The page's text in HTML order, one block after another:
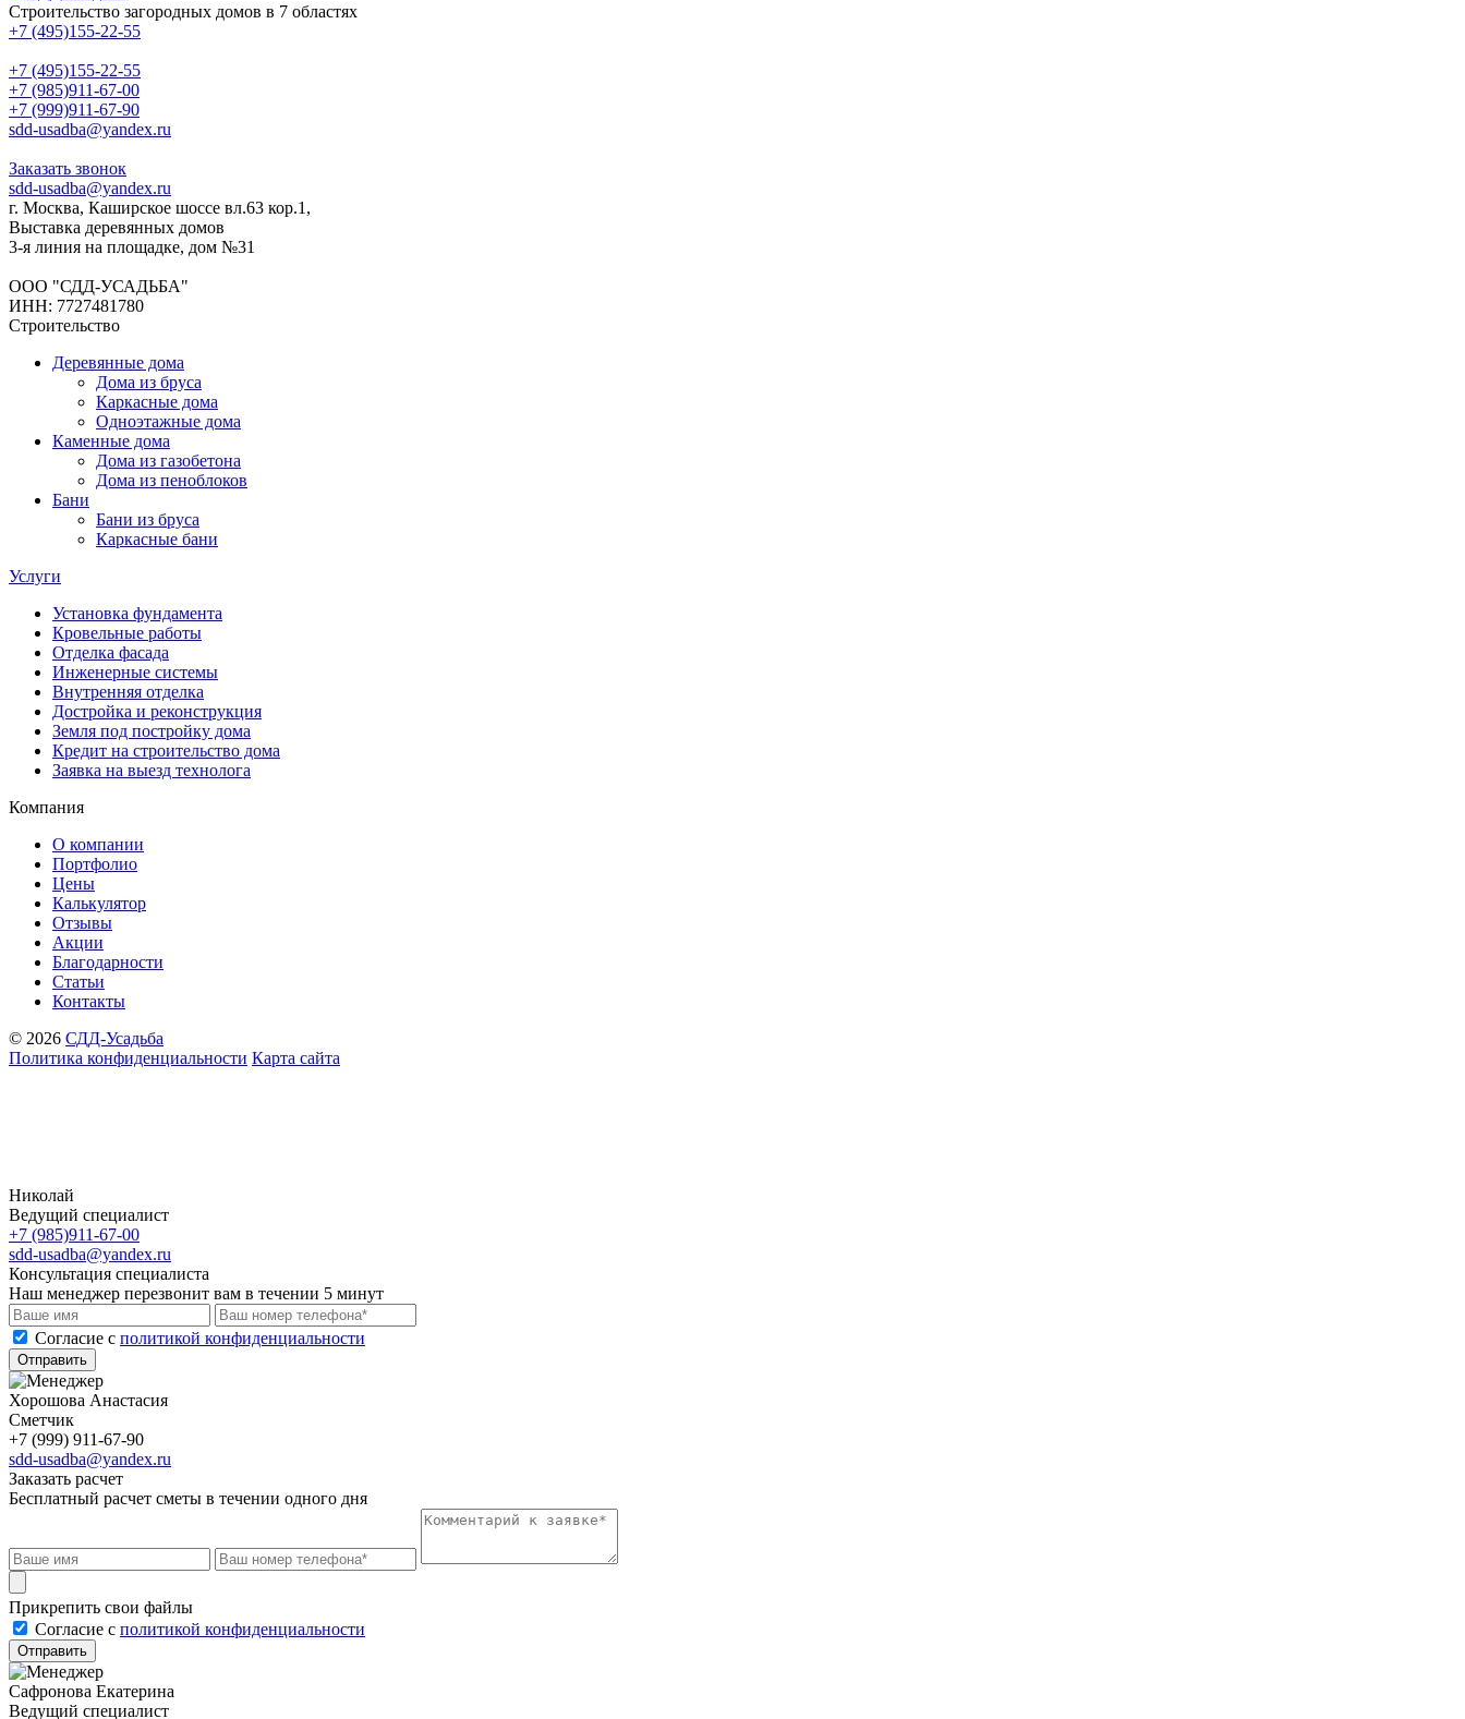
Строительство загородных домов в 7 областях
+7 (495)155-22-55
+7 (495)155-22-55
+7 (985)911-67-00
+7 (999)911-67-90
sdd-usadba@yandex.ru
Заказать звонок
sdd-usadba@yandex.ru
г. Москва, Каширское шоссе вл.63 кор.1,
Выставка деревянных домов
3-я линия на площадке, дом №31
ООО "СДД-УСАДЬБА"
ИНН: 7727481780
Строительство
Деревянные дома
Дома из бруса
Каркасные дома
Одноэтажные дома
Каменные дома
Дома из газобетона
Дома из пеноблоков
Бани
Бани из бруса
Каркасные бани
Услуги
Установка фундамента
Кровельные работы
Отделка фасада
Инженерные системы
Внутренняя отделка
Достройка и реконструкция
Земля под постройку дома
Кредит на строительство дома
Заявка на выезд технолога
Компания
О компании
Портфолио
Цены
Калькулятор
Отзывы
Акции
Благодарности
Статьи
Контакты
© 2026 СДД-Усадьба
Политика конфиденциальности Карта сайта
Николай
Ведущий специалист
+7 (985)911-67-00
sdd-usadba@yandex.ru
Консультация специалиста
Наш менеджер перезвонит вам в течении 5 минут
Cогласие с политикой конфиденциальности
Отправить
Хорошова Анастасия
Сметчик
+7 (999) 911-67-90
sdd-usadba@yandex.ru
Заказать расчет
Бесплатный расчет сметы в течении одного дня
Прикрепить свои файлы
Cогласие с политикой конфиденциальности
Отправить
Сафронова Екатерина
Ведущий специалист